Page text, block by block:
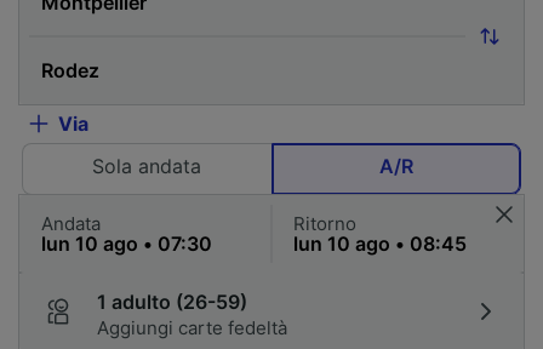
Via
Sola andata
A/R
Andata Ritorno
1 adulto (26-59)
Aggiungi carte fedeltà